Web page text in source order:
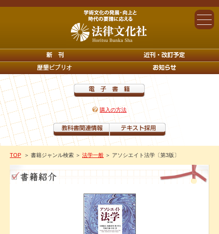
購入の方法
TOP ＞ 書籍ジャンル検索 ＞ 法学一般 ＞ アソシエイト法学〔第3版〕